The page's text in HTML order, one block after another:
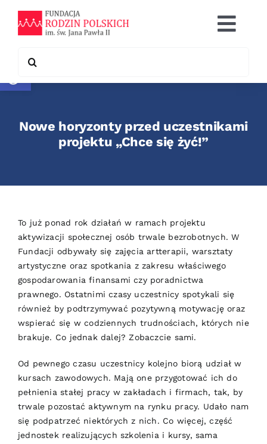
Otwórz pasek narzędzi
content
Co robimy
Współpraca
for:
Nowe horyzonty przed uczestnikami
projektu „Chce się żyć!”
To już ponad rok działań w ramach projektu
aktywizacji społecznej osób trwale bezrobotnych. W
Fundacji odbywały się zajęcia artterapii, warsztaty
artystyczne oraz spotkania z zakresu właściwego
gospodarowania finansami czy poradnictwa
prawnego. Ostatnimi czasy uczestnicy spotykali się
również by podtrzymywać pozytywną motywację oraz
wspierać się w codziennych trudnościach, których nie
brakuje. Co jednak dalej? Zobaczcie sami.
Od pewnego czasu uczestnicy kolejno biorą udział w
kursach zawodowych. Mają one przygotować ich do
pełnienia stałej pracy w zakładach i firmach, tak, by
trwale pozostać aktywnym na rynku pracy. Udało nam
się podpatrzeć niektórych z nich. Co więcej, część
jednostek realizujących szkolenia i kursy, sama